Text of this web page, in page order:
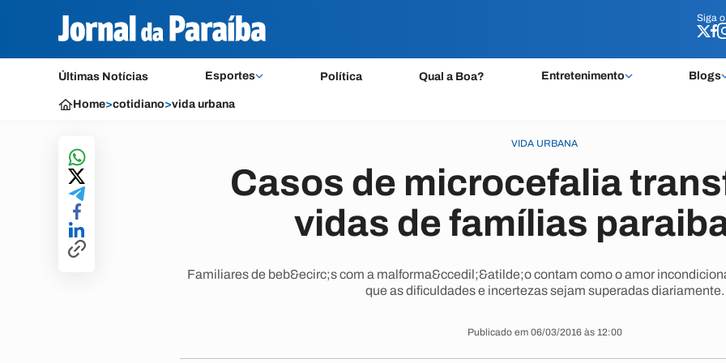
Siga o
Últimas Notícias Esportes Política Qual a Boa? Entretenimento Blogs
Siga o
Home>cotidiano>vida urbana
VIDA URBANA
Casos de microcefalia
vidas de famílias
Familiares de beb&ecirc;s com a malforma&ccedil;&atilde;o contam como o amor
que as dificuldades e incertezas sejam superadas diariamente.
Publicado em 06/03/2016 às 12:00